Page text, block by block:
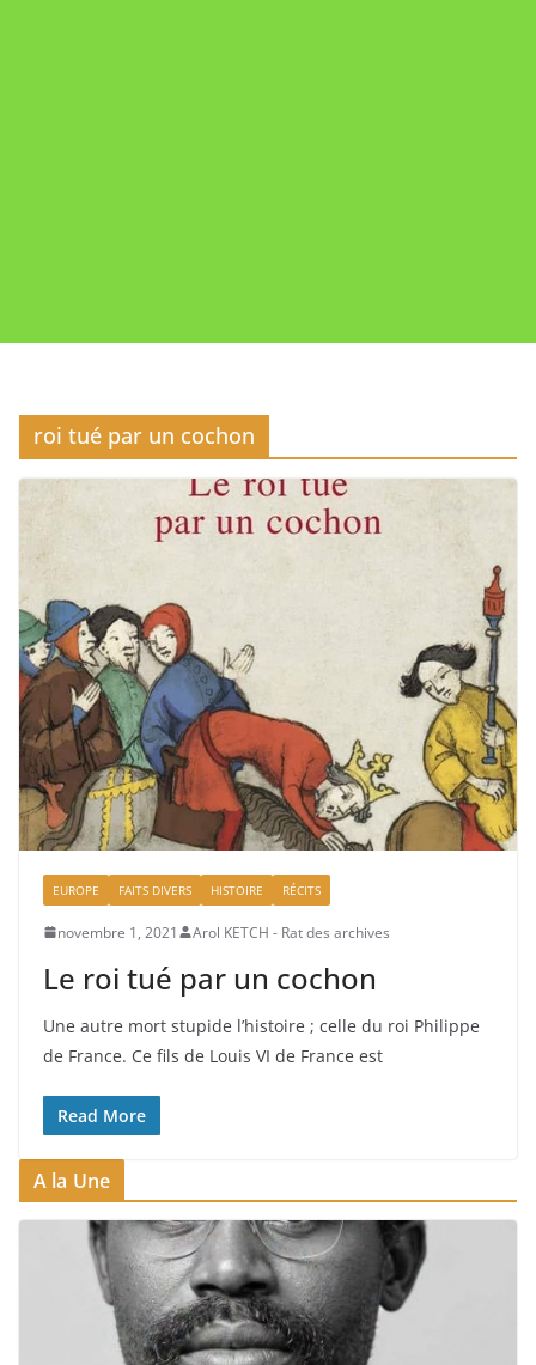
roi tué par un cochon
EUROPE FAITS DIVERS HISTOIRE RÉCITS
novembre 1, 2021 Arol KETCH - Rat des archives
Le roi tué par un cochon
Une autre mort stupide l’histoire ; celle du roi Philippe
de France. Ce fils de Louis VI de France est
Read More
A la Une